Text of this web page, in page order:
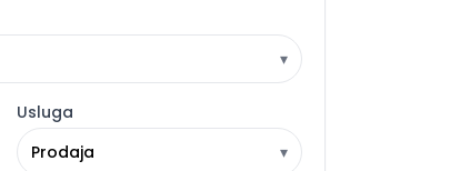
▾
Usluga
Prodaja
▾